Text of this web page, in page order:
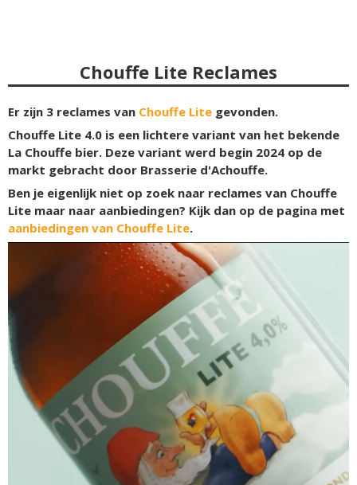
Chouffe Lite Reclames
Er zijn 3 reclames van Chouffe Lite gevonden.
Chouffe Lite 4.0 is een lichtere variant van het bekende
La Chouffe bier. Deze variant werd begin 2024 op de
markt gebracht door Brasserie d'Achouffe.
Ben je eigenlijk niet op zoek naar reclames van Chouffe
Lite maar naar aanbiedingen? Kijk dan op de pagina met
aanbiedingen van Chouffe Lite.